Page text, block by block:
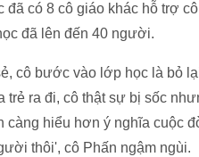
đã có 8 cô giáo khác hỗ trợ
đã lên đến 40 người.
cô bước vào lớp học là bỏ
trẻ ra đi, cô thật sự bị sốc
càng hiểu hơn ý nghĩa cuộc
thôi', cô Phấn ngậm ngùi.